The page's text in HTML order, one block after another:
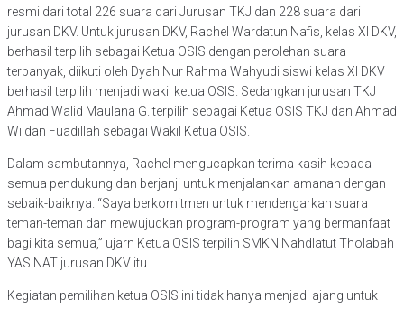
resmi dari total 226 suara dari Jurusan TKJ dan 228 suara dari
jurusan DKV. Untuk jurusan DKV, Rachel Wardatun Nafis, kelas XI DKV,
berhasil terpilih sebagai Ketua OSIS dengan perolehan suara
terbanyak, diikuti oleh Dyah Nur Rahma Wahyudi siswi kelas XI DKV
berhasil terpilih menjadi wakil ketua OSIS. Sedangkan jurusan TKJ
Ahmad Walid Maulana G. terpilih sebagai Ketua OSIS TKJ dan Ahmad
Wildan Fuadillah sebagai Wakil Ketua OSIS.
Dalam sambutannya, Rachel mengucapkan terima kasih kepada
semua pendukung dan berjanji untuk menjalankan amanah dengan
sebaik-baiknya. “Saya berkomitmen untuk mendengarkan suara
teman-teman dan mewujudkan program-program yang bermanfaat
bagi kita semua,” ujarn Ketua OSIS terpilih SMKN Nahdlatut Tholabah
YASINAT jurusan DKV itu.
Kegiatan pemilihan ketua OSIS ini tidak hanya menjadi ajang untuk